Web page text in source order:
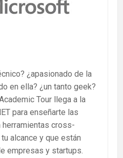
¿apasionado de la
en ella? ¿un tanto geek?
Tour llega a la
para enseñarte las
cross-
alcance y que están
empresas y startups.